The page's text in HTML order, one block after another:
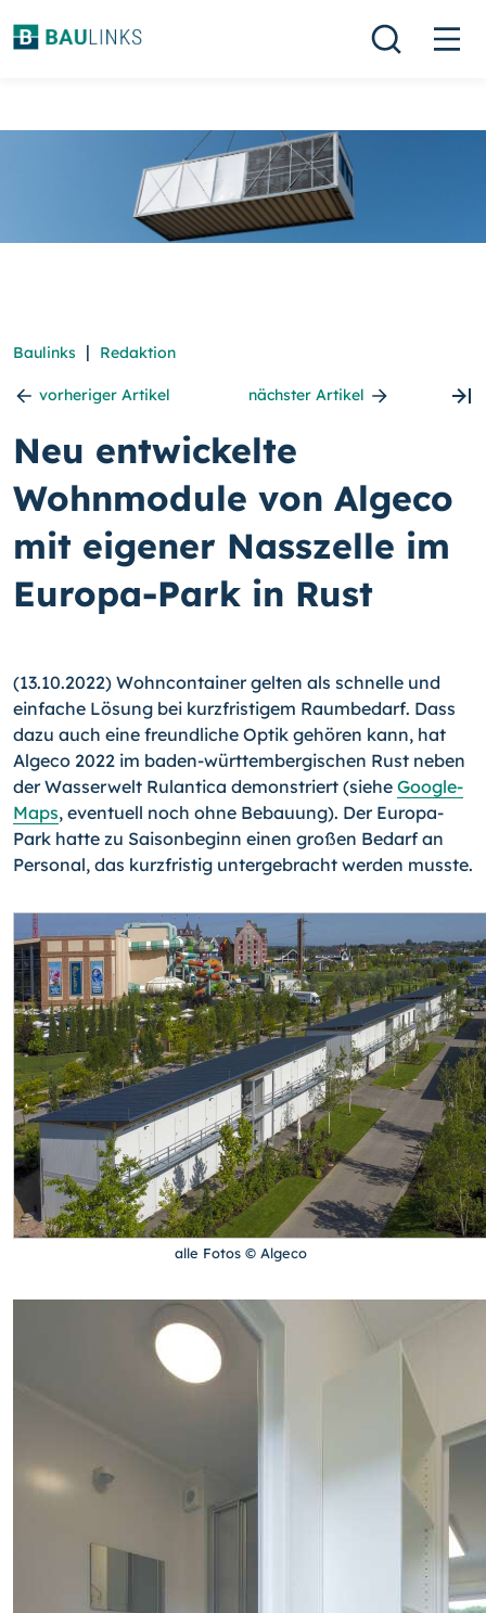
Baulinks | Redaktion
vorheriger Artikel nächster Artikel
Neu entwickelte
Wohnmodule von Algeco
mit eigener Nasszelle im
Europa-Park in Rust
(13.10.2022) Wohncontainer gelten als schnelle und
einfache Lösung bei kurzfristigem Raumbedarf. Dass
dazu auch eine freundliche Optik gehören kann, hat
Algeco 2022 im baden-württembergischen Rust neben
der Wasserwelt Rulantica demonstriert (siehe Google-
Maps, eventuell noch ohne Bebauung). Der Europa-
Park hatte zu Saisonbeginn einen großen Bedarf an
Personal, das kurzfristig untergebracht werden musste.
alle Fotos © Algeco